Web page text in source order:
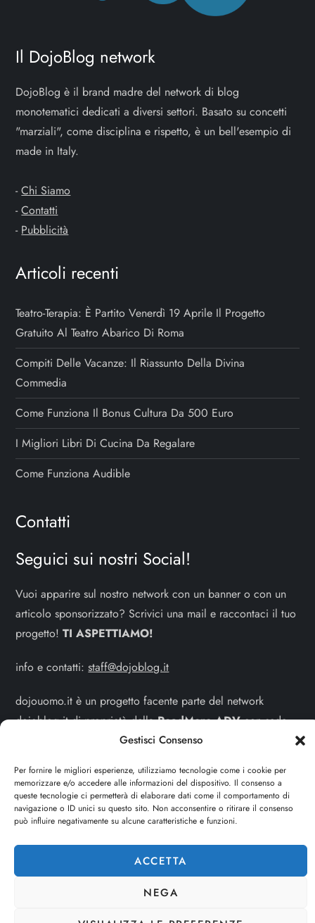
Gestisci Consenso
Per fornire le migliori esperienze, utilizziamo tecnologie come i cookie per
memorizzare e/o accedere alle informazioni del dispositivo. Il consenso a
queste tecnologie ci permetterà di elaborare dati come il comportamento di
navigazione o ID unici su questo sito. Non acconsentire o ritirare il consenso
può influire negativamente su alcune caratteristiche e funzioni.
ACCETTA
NEGA
Il DojoBlog network
DojoBlog è il brand madre del network di blog
monotematici dedicati a diversi settori. Basato su concetti
"marziali", come disciplina e rispetto, è un bell'esempio di
made in Italy.
-Chi Siamo
-Contatti
- Pubblicità
Articoli recenti
Teatro-Terapia: È Partito Venerdì 19 Aprile Il Progetto
Gratuito Al Teatro Abarico Di Roma
Compiti Delle Vacanze: Il Riassunto Della Divina
Commedia
Come Funziona Il Bonus Cultura Da 500 Euro
I Migliori Libri Di Cucina Da Regalare
Come Funziona Audible
Contatti
Seguici sui nostri Social!
Vuoi apparire sul nostro network con un banner o con un
articolo sponsorizzato? Scrivici una mail e raccontaci il tuo
progetto!TI ASPETTIAMO!
info e contatti:staff@dojoblog.it
dojouomo.it è un progetto facente parte del network
dojoblog.it di proprietà dellaReadMore ADVcon sede
legale in Via delle Sirene 34 - Roma - P.iva:
Cerca
CERCA